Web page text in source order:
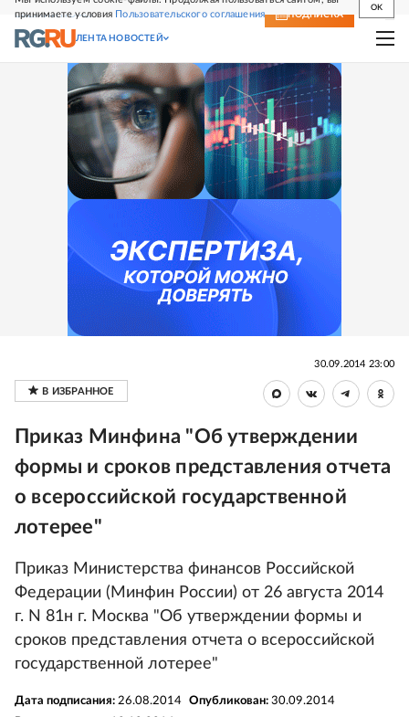
принимаете условия Пользовательского соглашения
OK
СВЕЖИЙ НОМЕР ПОДПИСКА
ЛЕНТА НОВОСТЕЙ
30.09.2014 23:00
Приказ Минфина "Об утверждении
формы и сроков представления отчета
о всероссийской государственной
лотерее"
Приказ Министерства финансов Российской
Федерации (Минфин России) от 26 августа 2014
г. N 81н г. Москва "Об утверждении формы и
сроков представления отчета о всероссийской
государственной лотерее"
Дата подписания: 26.08.2014 Опубликован: 30.09.2014